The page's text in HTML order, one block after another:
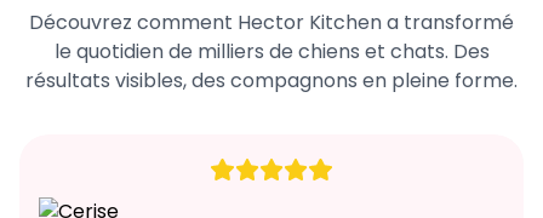
Découvrez comment Hector Kitchen a transformé
le quotidien de milliers de chiens et chats. Des
résultats visibles, des compagnons en pleine forme.